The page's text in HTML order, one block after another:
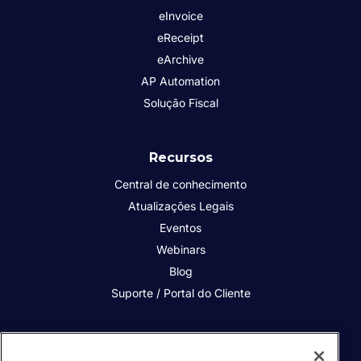
eInvoice
eReceipt
eArchive
AP Automation
Solução Fiscal
Recursos
Central de conhecimento
Atualizações Legais
Eventos
Webinars
Blog
Suporte / Portal do Cliente